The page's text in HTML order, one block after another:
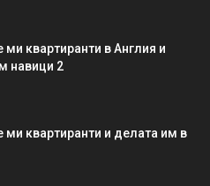
ми квартиранти в Англия и
навици 2
ми квартиранти и делата им в